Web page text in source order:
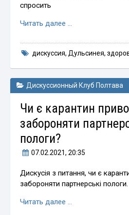
спросить
Читать далее …
дискуссия, Дульсинея,
Дискуссионный Клуб Полтава
Чи є карантин
забороняти
пологи?
07.02.2021, 20:35
Дискусія з питання, чи є
забороняти партнерські пологи.
Читать далее …